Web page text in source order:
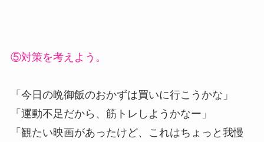
⑤対策を考えよう。
「今日の晩御飯のおかずは買いに行こうかな」
「運動不足だから、筋トレしようかなー」
「観たい映画があったけど、これはちょっと我慢